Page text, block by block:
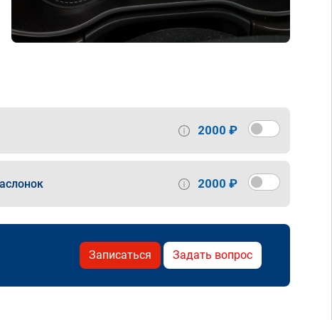
2000 ₽
2000 ₽
Записаться Задать вопрос